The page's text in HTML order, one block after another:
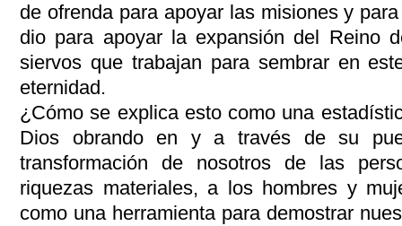
de ofrenda para apoyar las misiones y
dio para apoyar la expansión del Reino
siervos que trabajan para sembrar en
eternidad.
¿Cómo se explica esto como una
Dios obrando en y a través de su
transformación de nosotros de las
riquezas materiales, a los hombres y
como una herramienta para demostrar